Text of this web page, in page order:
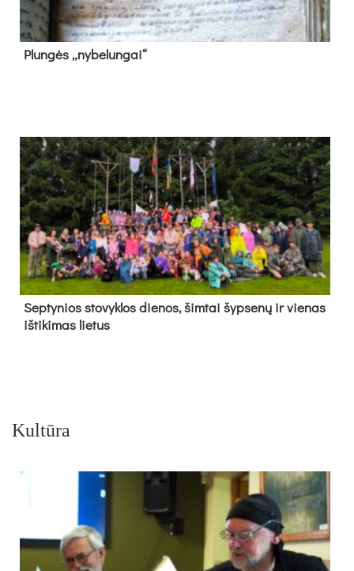
Plun­gės „ny­be­lun­gai“
Sep­ty­nios sto­vyk­los die­nos, šim­tai šyp­se­nų ir vie­nas
iš­ti­ki­mas lie­tus
Kultūra